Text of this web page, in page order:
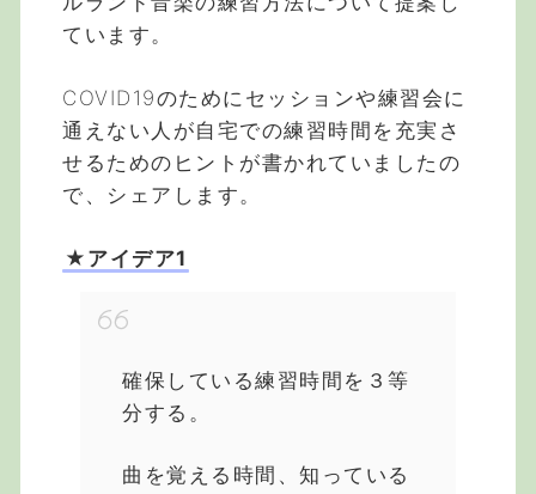
ています。
COVID19のためにセッションや練習会に
通えない人が自宅での練習時間を充実さ
せるためのヒントが書かれていましたの
で、シェアします。
★アイデア1
確保している練習時間を３等
分する。
曲を覚える時間、知っている